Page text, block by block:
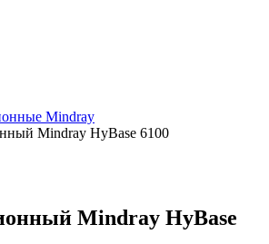
Mindray
Mindray HyBase 6100
Mindray HyBase